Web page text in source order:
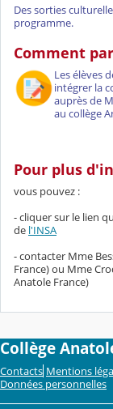
Des sorties
programme.
Comment
Les élèves
intégrer la
auprès de
au collège
Pour plus
vous pouvez :
- cliquer sur le lien
de l'INSA
- contacter Mme
France) ou Mme
Anatole France)
Collège
Contacts Mentions
Données personnelles